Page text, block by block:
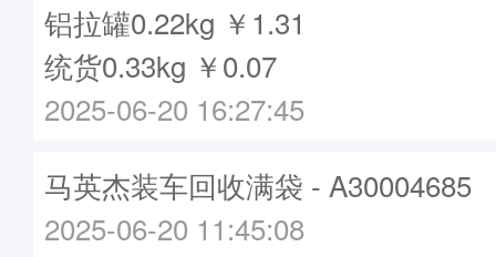
铝拉罐0.22kg ￥1.31
统货0.33kg ￥0.07
2025-06-20 16:27:45
马英杰装车回收满袋 - A30004685
2025-06-20 11:45:08